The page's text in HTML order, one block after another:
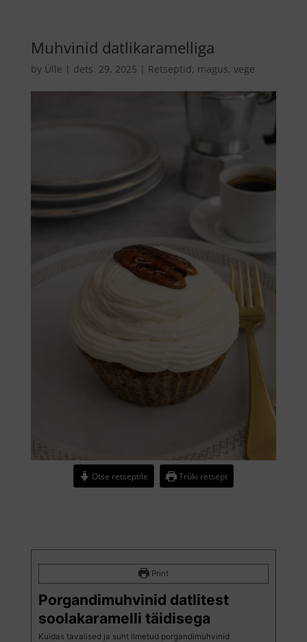
Muhvinid datlikaramelliga
by Ülle | dets. 29, 2025 | Retseptid, magus, vege
Otse retseptile Trüki retsept
Print
Porgandimuhvinid datlitest
soolakaramelli täidisega
Kuidas tavalised ja suht ilmetud porgandimuhvinid